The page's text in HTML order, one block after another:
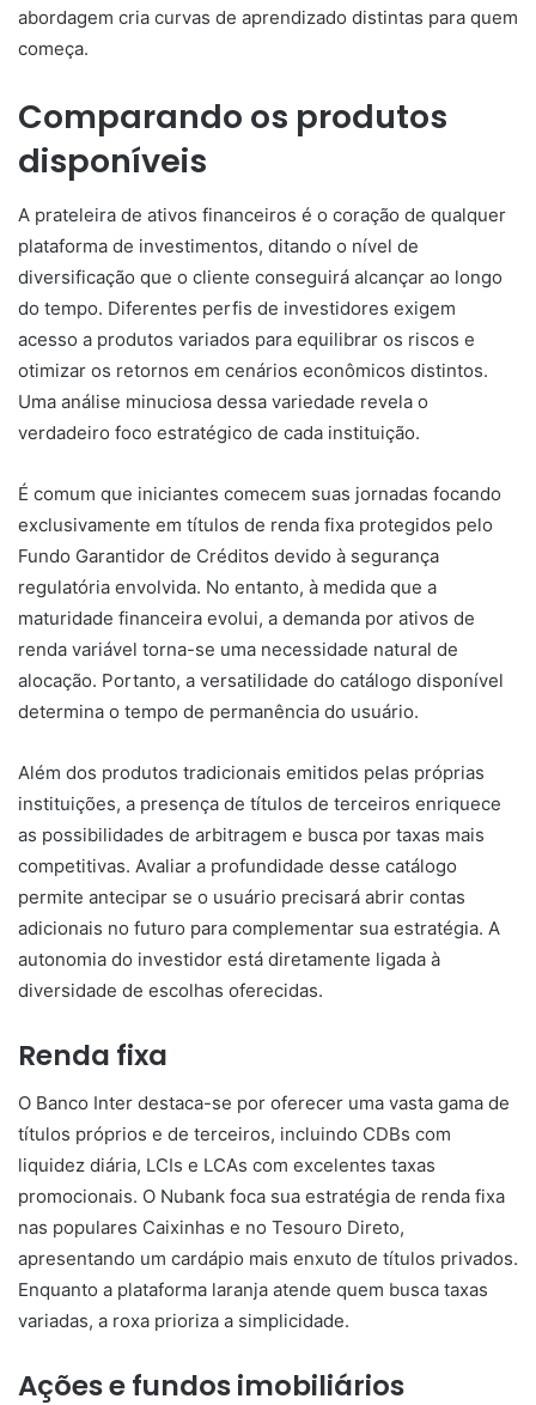
abordagem cria curvas de aprendizado distintas para quem
começa.
Comparando os produtos
disponíveis
A prateleira de ativos financeiros é o coração de qualquer
plataforma de investimentos, ditando o nível de
diversificação que o cliente conseguirá alcançar ao longo
do tempo. Diferentes perfis de investidores exigem
acesso a produtos variados para equilibrar os riscos e
otimizar os retornos em cenários econômicos distintos.
Uma análise minuciosa dessa variedade revela o
verdadeiro foco estratégico de cada instituição.
É comum que iniciantes comecem suas jornadas focando
exclusivamente em títulos de renda fixa protegidos pelo
Fundo Garantidor de Créditos devido à segurança
regulatória envolvida. No entanto, à medida que a
maturidade financeira evolui, a demanda por ativos de
renda variável torna-se uma necessidade natural de
alocação. Portanto, a versatilidade do catálogo disponível
determina o tempo de permanência do usuário.
Além dos produtos tradicionais emitidos pelas próprias
instituições, a presença de títulos de terceiros enriquece
as possibilidades de arbitragem e busca por taxas mais
competitivas. Avaliar a profundidade desse catálogo
permite antecipar se o usuário precisará abrir contas
adicionais no futuro para complementar sua estratégia. A
autonomia do investidor está diretamente ligada à
diversidade de escolhas oferecidas.
Renda fixa
O Banco Inter destaca-se por oferecer uma vasta gama de
títulos próprios e de terceiros, incluindo CDBs com
liquidez diária, LCIs e LCAs com excelentes taxas
promocionais. O Nubank foca sua estratégia de renda fixa
nas populares Caixinhas e no Tesouro Direto,
apresentando um cardápio mais enxuto de títulos privados.
Enquanto a plataforma laranja atende quem busca taxas
variadas, a roxa prioriza a simplicidade.
Ações e fundos imobiliários